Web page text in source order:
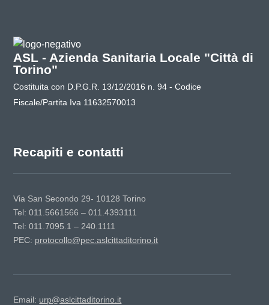
ASL - Azienda Sanitaria Locale "Città di
Torino"
Costituita con D.P.G.R. 13/12/2016 n. 94 - Codice
Fiscale/Partita Iva 11632570013
Recapiti e contatti
Via San Secondo 29- 10128 Torino
Tel: 011.5661566 – 011.4393111
Tel: 011.7095.1 – 240.1111
PEC: protocollo@pec.aslcittaditorino.it
Email: urp@aslcittaditorino.it